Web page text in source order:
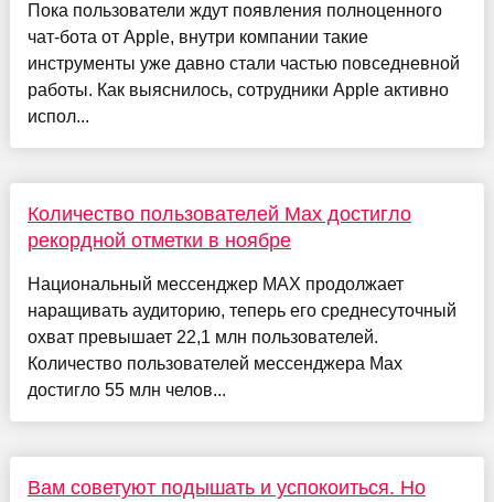
Пока пользователи ждут появления полноценного
чат-бота от Apple, внутри компании такие
инструменты уже давно стали частью повседневной
работы. Как выяснилось, сотрудники Apple активно
испол...
Количество пользователей Мax достигло
рекордной отметки в ноябре
Национальный мессенджер МАХ продолжает
наращивать аудиторию, теперь его среднесуточный
охват превышает 22,1 млн пользователей.
Количество пользователей мессенджера Мaх
достигло 55 млн челов...
Вам советуют подышать и успокоиться. Но